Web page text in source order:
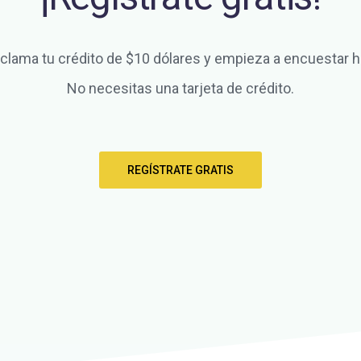
tu crédito de $10 dólares y empieza a encuestar
No necesitas una tarjeta de crédito.
REGÍSTRATE GRATIS